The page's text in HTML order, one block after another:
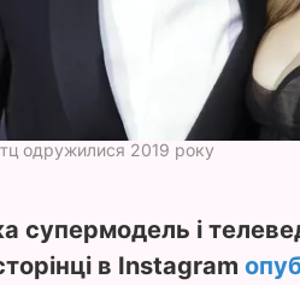
одружилися 2019 року
супермодель і
в Instagram